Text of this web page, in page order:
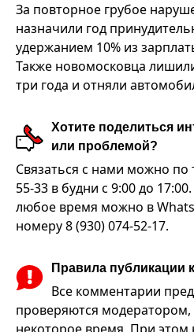
За повторное грубое
назначили год
удержанием 10% из
Также новомосковца
три года и отняли
Хотите поделиться
или проблемой?
Связаться с нами можно по
55-33 в будни с 9:00 до
любое время можно в
номеру 8 (930) 074-52-17.
Правила публикации
Все комментарии
проверяются модератором,